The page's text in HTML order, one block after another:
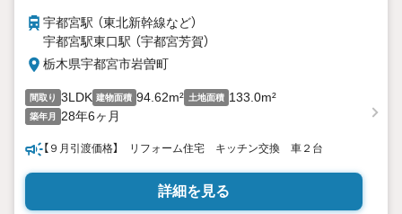
宇都宮駅 （東北新幹線など）
宇都宮駅東口駅 （宇都宮芳賀）
栃木県宇都宮市岩曽町
間取り 3LDK 建物面積 94.62m² 土地面積 133.0m²
築年月 28年6ヶ月
【９月引渡価格】 リフォーム住宅 キッチン交換 車２台
詳細を見る